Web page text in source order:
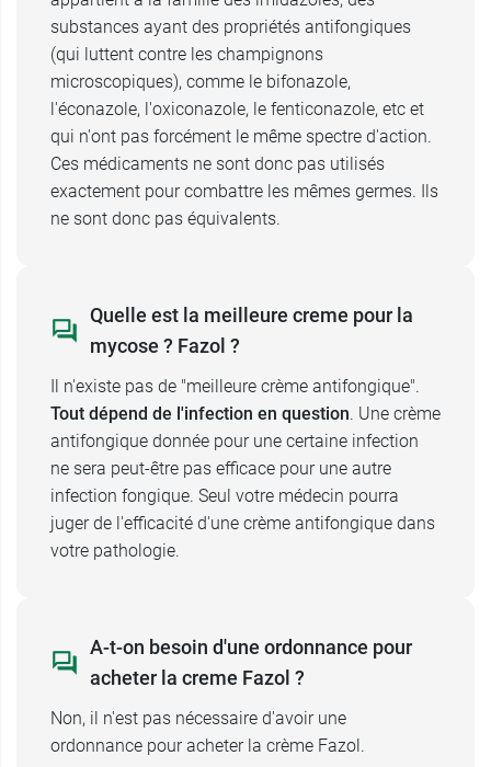
substances ayant des propriétés antifongiques
(qui luttent contre les champignons
microscopiques), comme le bifonazole,
l'éconazole, l'oxiconazole, le fenticonazole, etc et
qui n'ont pas forcément le même spectre d'action.
Ces médicaments ne sont donc pas utilisés
exactement pour combattre les mêmes germes. Ils
ne sont donc pas équivalents.
Quelle est la meilleure creme pour la
mycose ? Fazol ?
Il n'existe pas de "meilleure crème antifongique".
Tout dépend de l'infection en question. Une crème
antifongique donnée pour une certaine infection
ne sera peut-être pas efficace pour une autre
infection fongique. Seul votre médecin pourra
juger de l'efficacité d'une crème antifongique dans
votre pathologie.
A-t-on besoin d'une ordonnance pour
acheter la creme Fazol ?
Non, il n'est pas nécessaire d'avoir une
ordonnance pour acheter la crème Fazol.